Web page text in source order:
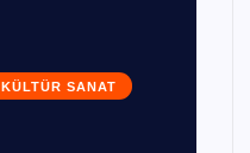
KÜLTÜR SANAT